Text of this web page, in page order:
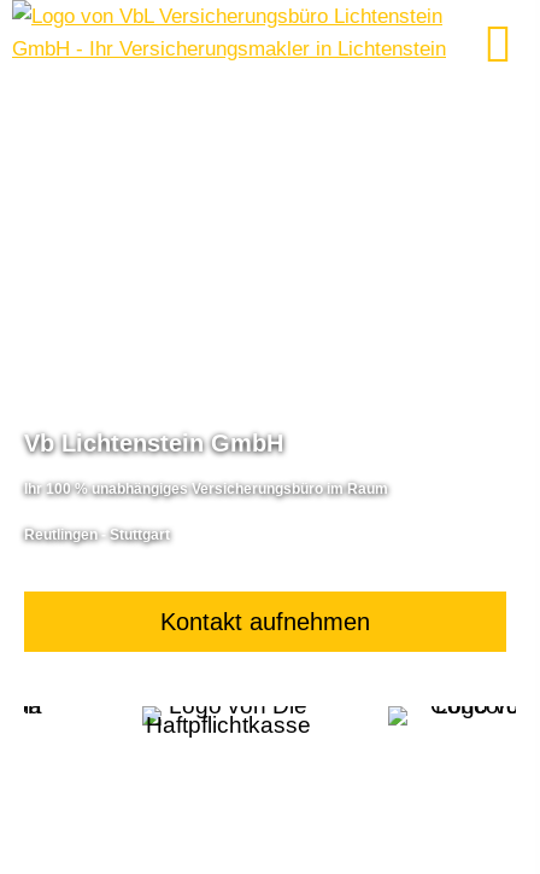
Vb Lichtenstein GmbH
Ihr 100 % unabhängiges Versicherungsbüro im Raum
Reutlingen - Stuttgart
Kontakt aufnehmen